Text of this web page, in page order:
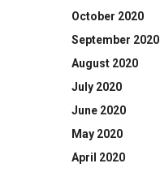
October 2020
September 2020
August 2020
July 2020
June 2020
May 2020
April 2020